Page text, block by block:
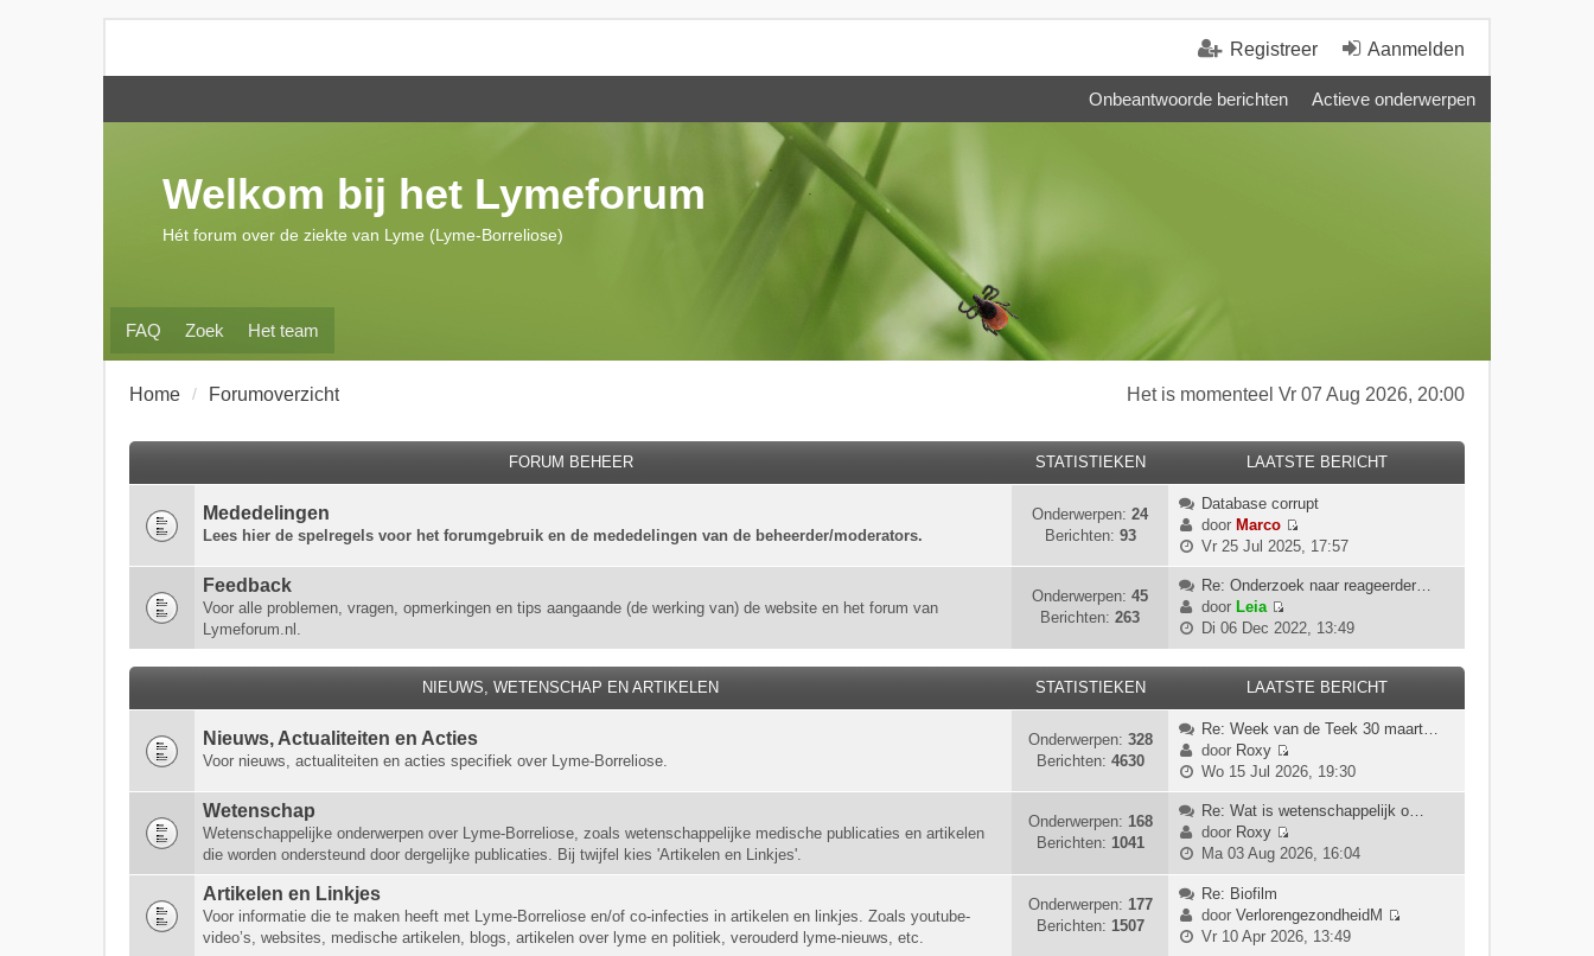
Aanmelden
Registreer
Onbeantwoorde berichten Actieve onderwerpen
FAQ Zoek Het team
Welkom bij het Lymeforum
Hét forum over de ziekte van Lyme (Lyme-Borreliose)
Het is momenteel Vr 07 Aug 2026, 20:00
Home Forumoverzicht
FORUM BEHEER STATISTIEKEN LAATSTE BERICHT
Mededelingen
Lees hier de spelregels voor het forumgebruik en de mededelingen van de beheerder/moderators.
Onderwerpen: 24
Berichten: 93
Database corrupt
door Marco
B
k
j
k
l
a
a
t
t
e
b
r
h
t
Vr 25 Jul 2025, 17:57
Feedback
Voor alle problemen, vragen, opmerkingen en tips aangaande (de werking van) de website en het forum van
Lymeforum.nl.
Onderwerpen: 45
Berichten: 263
Re: Onderzoek naar reageerder…
door Leia
B
k
i
j
k
l
a
a
t
s
t
e
e
r
Di 06 Dec 2022, 13:49
NIEUWS, WETENSCHAP EN ARTIKELEN STATISTIEKEN LAATSTE BERICHT
Nieuws, Actualiteiten en Acties
Voor nieuws, actualiteiten en acties specifiek over Lyme-Borreliose.
Onderwerpen: 328
Berichten: 4630
Re: Week van de Teek 30 maart…
door Roxy
B
k
j
k
a
a
Wo 15 Jul 2026, 19:30
Wetenschap
Wetenschappelijke onderwerpen over Lyme-Borreliose, zoals wetenschappelijke medische publicaties en artikelen
die worden ondersteund door dergelijke publicaties. Bij twijfel kies 'Artikelen en Linkjes'.
Onderwerpen: 168
Berichten: 1041
Re: Wat is wetenschappelijk o…
door Roxy
B
i
j
Ma 03 Aug 2026, 16:04
Artikelen en Linkjes
Voor informatie die te maken heeft met Lyme-Borreliose en/of co-infecties in artikelen en linkjes. Zoals youtube-
video’s, websites, medische artikelen, blogs, artikelen over lyme en politiek, verouderd lyme-nieuws, etc.
Onderwerpen: 177
Berichten: 1507
Re: Biofilm
door VerlorengezondheidM
Vr 10 Apr 2026, 13:49